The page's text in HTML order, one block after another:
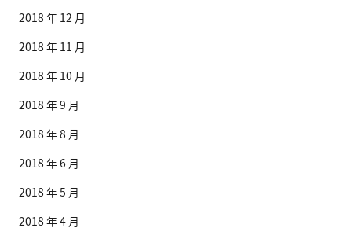
2018 年 12 月
2018 年 11 月
2018 年 10 月
2018 年 9 月
2018 年 8 月
2018 年 6 月
2018 年 5 月
2018 年 4 月